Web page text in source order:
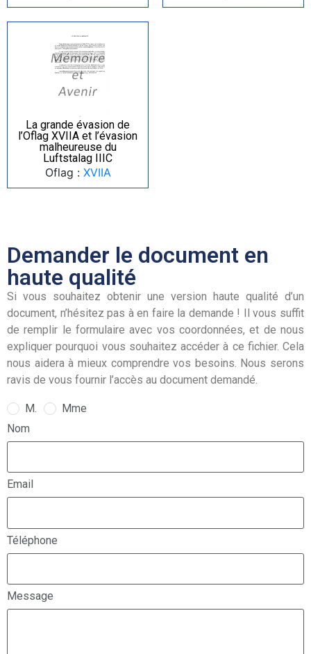
La grande évasion de
l’Oflag XVIIA et l’évasion
malheureuse du
Luftstalag IIIC
Oflag : XVIIA
Demander le document en
haute qualité
Si vous souhaitez obtenir une version haute qualité d’un
document, n’hésitez pas à en faire la demande ! Il vous suffit
de remplir le formulaire avec vos coordonnées, et de nous
expliquer pourquoi vous souhaitez accéder à ce fichier. Cela
nous aidera à mieux comprendre vos besoins. Nous serons
ravis de vous fournir l’accès au document demandé.
M.
Mme
Nom
Email
Téléphone
Message